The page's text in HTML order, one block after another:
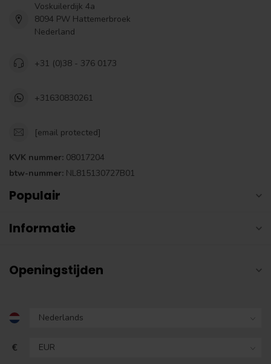
Voskuilerdijk 4a
8094 PW Hattemerbroek
Nederland
+31 (0)38 - 376 0173
+31630830261
[email protected]
KVK nummer: 08017204
btw-nummer: NL815130727B01
Populair
Informatie
Openingstijden
€